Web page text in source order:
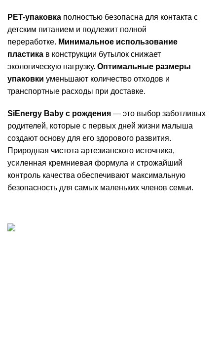
PET-упаковка полностью безопасна для контакта с
детским питанием и подлежит полной
переработке. Минимальное использование
пластика в конструкции бутылок снижает
экологическую нагрузку. Оптимальные размеры
упаковки уменьшают количество отходов и
транспортные расходы при доставке.
SiEnergy Baby с рождения — это выбор заботливых
родителей, которые с первых дней жизни малыша
создают основу для его здорового развития.
Природная чистота артезианского источника,
усиленная кремниевая формула и строжайший
контроль качества обеспечивают максимальную
безопасность для самых маленьких членов семьи.